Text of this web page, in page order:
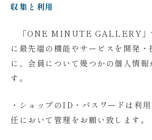
収集と利用
「ONE MINUTE GALLERY」
に最先端の機能やサービスを開発・
に、会員について幾つかの個人情報
す。
・ショップのID・パスワードは利
任において管理をお願い致します。